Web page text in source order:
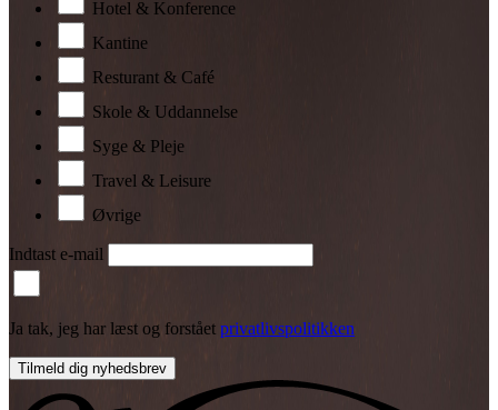
Hotel & Konference
Kantine
Resturant & Café
Skole & Uddannelse
Syge & Pleje
Travel & Leisure
Øvrige
Indtast e-mail
Ja tak, jeg har læst og forstået privatlivspolitikken
Tilmeld dig nyhedsbrev